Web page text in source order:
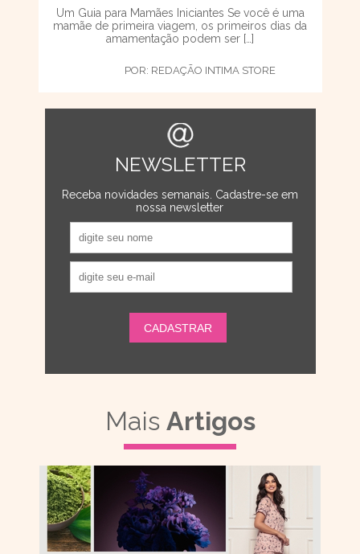
Um Guia para Mamães Iniciantes Se você é uma
mamãe de primeira viagem, os primeiros dias da
amamentação podem ser […]
POR: REDAÇÃO INTIMA STORE
NEWSLETTER
Receba novidades semanais. Cadastre-se em
nossa newsletter
Mais Artigos